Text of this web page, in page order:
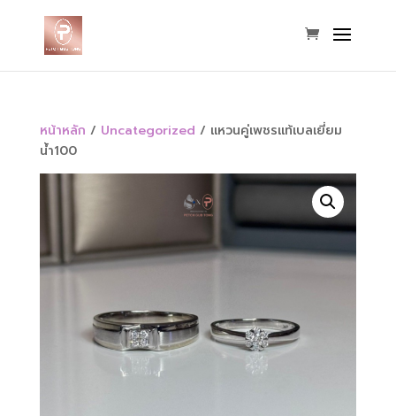
หน้าหลัก / Uncategorized / แหวนคู่เพชรแท้เบลเยี่ยม
น้ำ100